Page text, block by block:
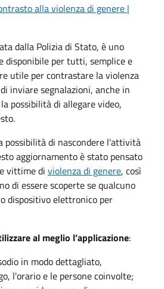
alla violenza di genere |
dalla Polizia di Stato, è uno
per tutti, semplice e
utile per contrastare la violenza
inviare segnalazioni, anche in
possibilità di allegare video,
possibilità di nascondere l'attività
aggiornamento è stato pensato
vittime di violenza di genere, così
di essere scoperte se qualcuno
dispositivo elettronico per
al meglio l’applicazione:
in modo dettagliato,
l'orario e le persone coinvolte;